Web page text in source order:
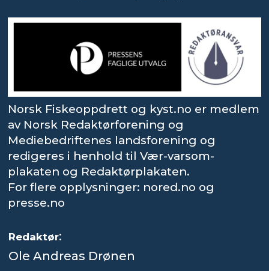
Norsk Fiskeoppdrett og kyst.no er medlem
av Norsk Redaktørforening og
Mediebedriftenes landsforening og
redigeres i henhold til Vær-varsom-
plakaten og Redaktørplakaten.
For flere opplysninger: nored.no og
presse.no
Redaktør:
Ole Andreas Drønen